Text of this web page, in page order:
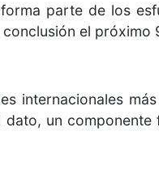
parte de los
el próximo
internacionales
un